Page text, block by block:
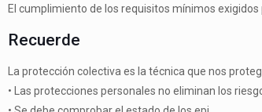
El cumplimiento de los requisitos mínimos
Recuerde
La protección colectiva es la técnica que nos
• Las protecciones personales no eliminan los